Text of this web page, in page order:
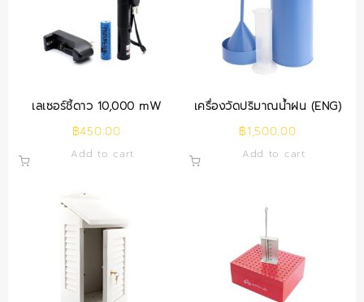
เลเซอร์ชี้ดาว 10,000 mW
฿450.00
Add to cart
เครื่องวัดปริมาณน้ำฝน (ENG)
฿1,500.00
Add to cart